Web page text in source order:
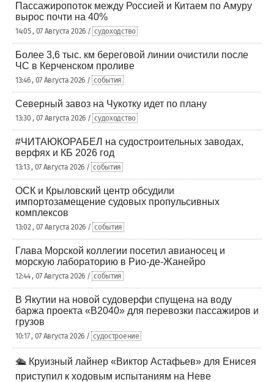
Пассажиропоток между Россией и Китаем по Амуру
вырос почти на 40%
14:05 , 07 Августа 2026 / судоходство
Более 3,6 тыс. км береговой линии очистили после
ЧС в Керченском проливе
13:46 , 07 Августа 2026 / события
Северный завоз на Чукотку идет по плану
13:30 , 07 Августа 2026 / судоходство
#ЧИТАЮКОРАБЕЛ на судостроительных заводах,
верфях и КБ 2026 год
13:13 , 07 Августа 2026 / события
ОСК и Крыловский центр обсудили
импортозамещение судовых пропульсивных
комплексов
13:02 , 07 Августа 2026 / события
Глава Морской коллегии посетил авианосец и
морскую лабораторию в Рио-де-Жанейро
12:44 , 07 Августа 2026 / события
В Якутии на новой судоверфи спущена на воду
баржа проекта «В2040» для перевозки пассажиров и
грузов
10:17 , 07 Августа 2026 / судостроение
🛳️ Круизный лайнер «Виктор Астафьев» для Енисея
приступил к ходовым испытаниям на Неве